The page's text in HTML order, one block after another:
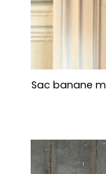
Sac banane